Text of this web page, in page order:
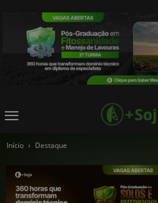
Início Destaque